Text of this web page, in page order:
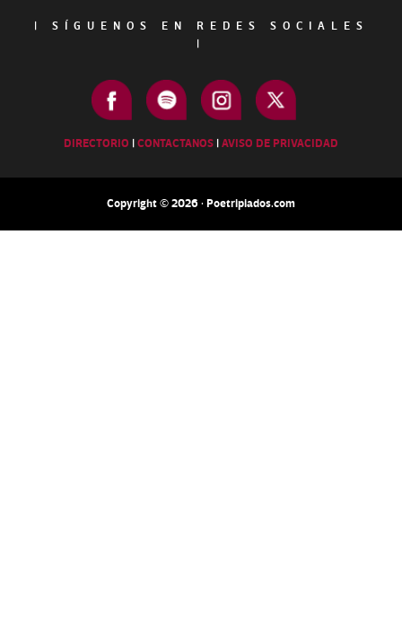
|
SÍGUENOS EN REDES SOCIALES
|
DIRECTORIO |CONTACTANOS |AVISO DE PRIVACIDAD
Copyright © 2026 · Poetripiados.com